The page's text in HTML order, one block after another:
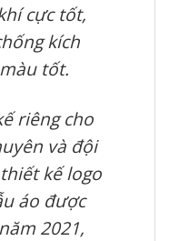
cực tốt,
kích
tốt.
riêng cho
và đội
kế logo
áo được
2021,